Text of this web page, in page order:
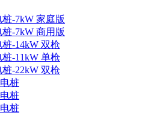
-7kW 家庭版
-7kW 商用版
-14kW 双枪
-11kW 单枪
-22kW 双枪
桩
桩
桩